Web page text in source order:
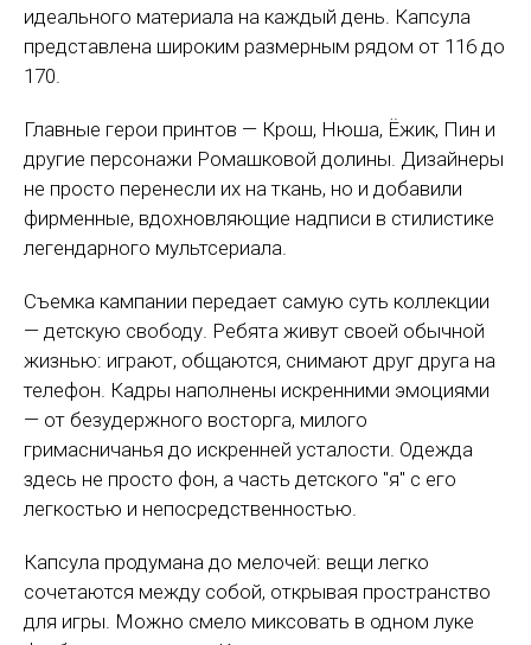
идеального материала на каждый день. Капсула
представлена широким размерным рядом от 116 до
170.
Главные герои принтов — Крош, Нюша, Ёжик, Пин и
другие персонажи Ромашковой долины. Дизайнеры
не просто перенесли их на ткань, но и добавили
фирменные, вдохновляющие надписи в стилистике
легендарного мультсериала.
Съемка кампании передает самую суть коллекции
— детскую свободу. Ребята живут своей обычной
жизнью: играют, общаются, снимают друг друга на
телефон. Кадры наполнены искренними эмоциями
— от безудержного восторга, милого
гримасничанья до искренней усталости. Одежда
здесь не просто фон, а часть детского "я" с его
легкостью и непосредственностью.
Капсула продумана до мелочей: вещи легко
сочетаются между собой, открывая пространство
для игры. Можно смело миксовать в одном луке